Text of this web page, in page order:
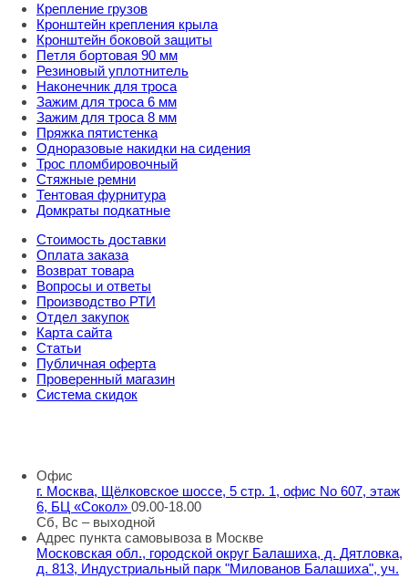
Крепление грузов
Кронштейн крепления крыла
Кронштейн боковой защиты
Петля бортовая 90 мм
Резиновый уплотнитель
Наконечник для троса
Зажим для троса 6 мм
Зажим для троса 8 мм
Пряжка пятистенка
Одноразовые накидки на сидения
Трос пломбировочный
Стяжные ремни
Тентовая фурнитура
Домкраты подкатные
Стоимость доставки
Оплата заказа
Возврат товара
Вопросы и ответы
Производство РТИ
Отдел закупок
Карта сайта
Статьи
Публичная оферта
Проверенный магазин
Система скидок
Офис
г. Москва, Щёлковское шоссе, 5 стр. 1, офис No 607, этаж
6, БЦ «Сокол» 09.00-18.00
Сб, Вс – выходной
Адрес пункта самовывоза в Москве
Московская обл., городской округ Балашиха, д. Дятловка,
д. 813, Индустриальный парк "Милованов Балашиха", уч.